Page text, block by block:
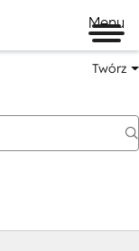
Menu
Twórz